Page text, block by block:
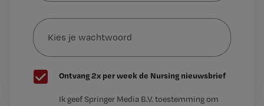
mailadres?
Kies
je
wachtwoord
G
e
Ontvang 2x per week de Nursing nieuwsbrief
Ik geef Springer Media B.V. toestemming om